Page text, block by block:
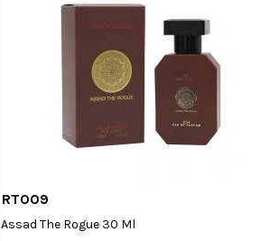
RT009
Assad The Rogue 30 Ml